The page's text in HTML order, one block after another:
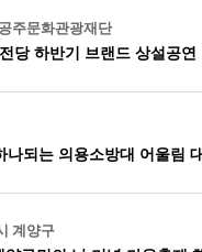
주문화관광재단
당 하반기 브랜드 상설공
나되는 의용소방대 어울림
계양구